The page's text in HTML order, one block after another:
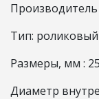
Производитель
Тип:
Размеры, мм :
Диаметр